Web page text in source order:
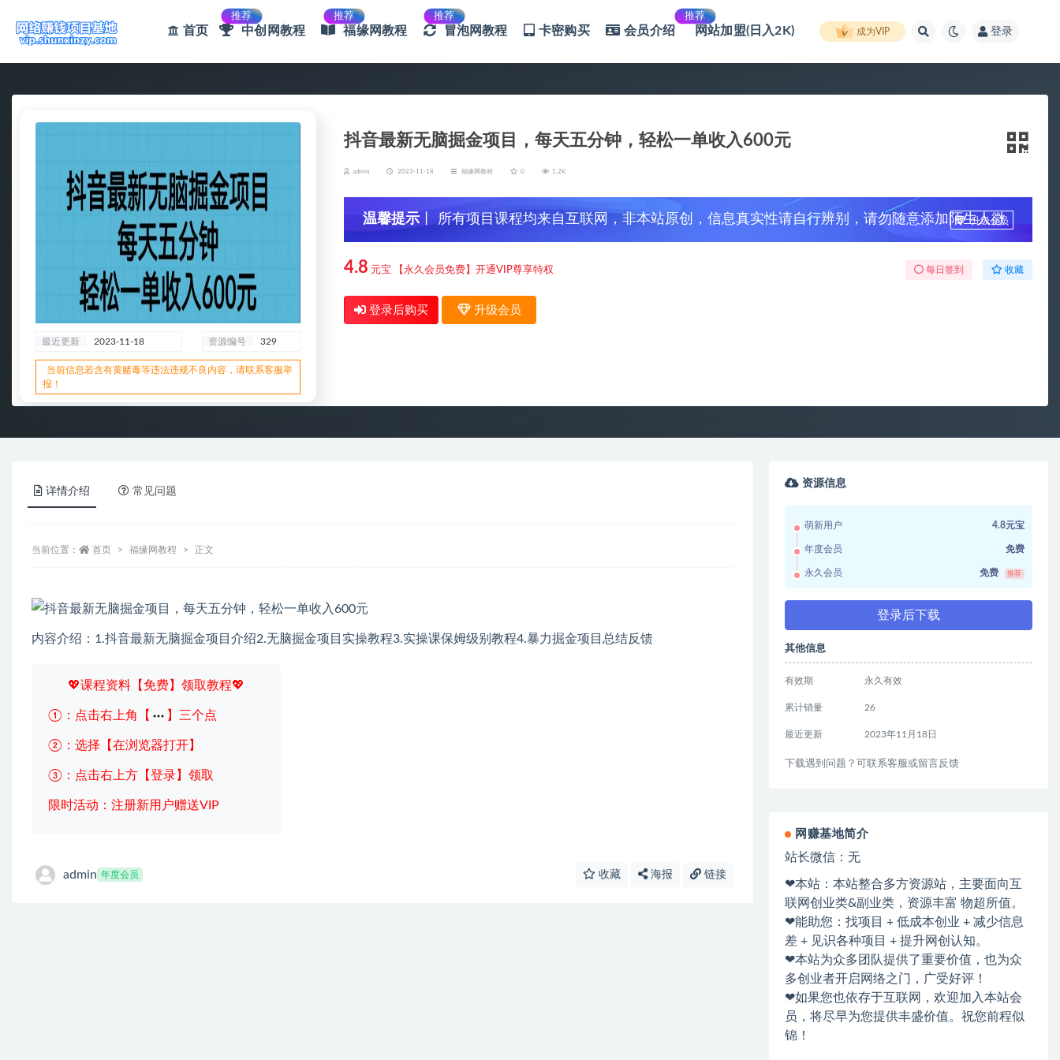
首页
推荐
中创网教程
推荐
福缘网教程
推荐
冒泡网教程 卡密购买 会员介绍
推荐
网站加盟(日入2K) 成为VIP 登录
最近更新 2023-11-18 资源编号 329
当前信息若含有黄赌毒等违法违规不良内容，请联系客服举
报！
抖音最新无脑掘金项目，每天五分钟，轻松一单收入600元
admin 2023-11-18 福缘网教程 0 1.2K
温馨提示 丨 所有项目课程均来自互联网，非本站原创，信息真实性请自行辨别，请勿随意添加陌生人微
信，谨防上当受骗！
升级会员
4.8 元宝 【永久会员免费】开通VIP尊享特权 每日签到 收藏
登录后购买 升级会员
详情介绍 常见问题
当前位置： 首页 福缘网教程 正文
内容介绍：1.抖音最新无脑掘金项目介绍2.无脑掘金项目实操教程3.实操课保姆级别教程4.暴力掘金项目总结反馈
💖课程资料【免费】领取教程💖
①：点击右上角【 】三个点
②：选择【在浏览器打开】
③：点击右上方【登录】领取
限时活动：注册新用户赠送VIP
admin 年度会员 收藏 海报 链接
资源信息
萌新用户 4.8元宝
年度会员 免费
永久会员 免费 推荐
登录后下载
其他信息
有效期 永久有效
累计销量 26
最近更新 2023年11月18日
下载遇到问题？可联系客服或留言反馈
网赚基地简介
站长微信：无
❤本站：本站整合多方资源站，主要面向互
联网创业类&副业类，资源丰富 物超所值。
❤能助您：找项目 + 低成本创业 + 减少信息
差 + 见识各种项目 + 提升网创认知。
❤本站为众多团队提供了重要价值，也为众
多创业者开启网络之门，广受好评！
❤如果您也依存于互联网，欢迎加入本站会
员，将尽早为您提供丰盛价值。祝您前程似
锦！